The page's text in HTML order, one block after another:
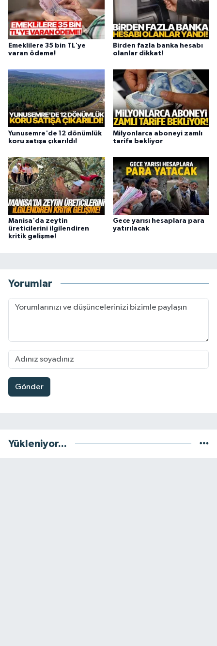
Emeklilere 35 bin TL'ye
varan ödeme!
Birden fazla banka hesabı
olanlar dikkat!
Yunusemre'de 12 dönümlük
koru satışa çıkarıldı!
Milyonlarca aboneyi zamlı
tarife bekliyor
Manisa'da zeytin
üreticilerini ilgilendiren
kritik gelişme!
Gece yarısı hesaplara para
yatırılacak
Yorumlar
Gönder
Yükleniyor...